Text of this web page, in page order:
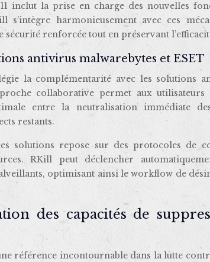
inclut la prise en charge des nouvelles
s’intègre harmonieusement avec ces
renforcée tout en préservant
antivirus malwarebytes et ESET
la complémentarité avec les solutions
collaborative permet aux
entre la neutralisation immédiate
restants.
solutions repose sur des protocoles de
RKill peut déclencher
optimisant ainsi le workflow de
des capacités de
référence incontournable dans la lutte